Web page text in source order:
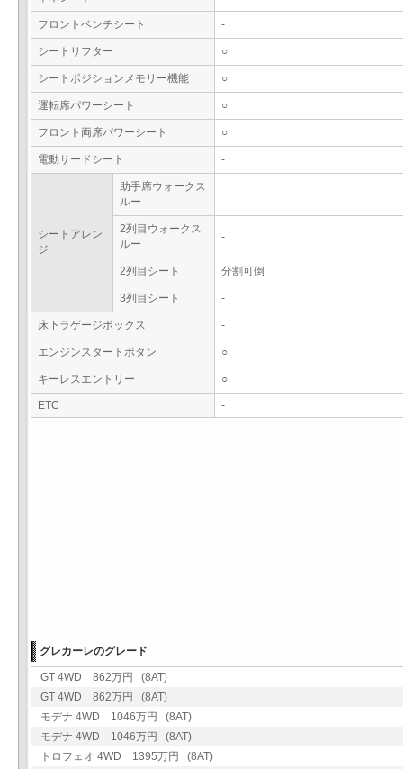
フロントベンチシート -
シートリフター ○
シートポジションメモリー機能 ○
運転席パワーシート ○
フロント両席パワーシート ○
電動サードシート -
シートアレン
ジ
助手席ウォークス
ルー
-
2列目ウォークス
ルー
-
2列目シート 分割可倒
3列目シート -
床下ラゲージボックス -
エンジンスタートボタン ○
キーレスエントリー ○
ETC -
グレカーレのグレード
GT 4WD 862万円 (8AT)
GT 4WD 862万円 (8AT)
モデナ 4WD 1046万円 (8AT)
モデナ 4WD 1046万円 (8AT)
トロフェオ 4WD 1395万円 (8AT)